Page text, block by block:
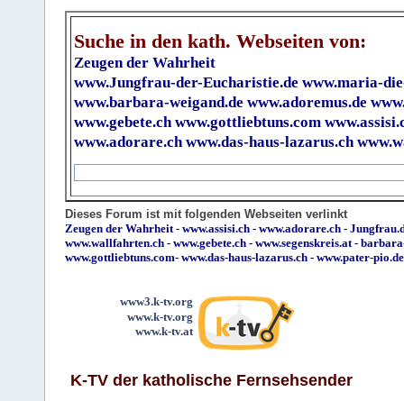
Suche in den kath. Webseiten von:
Zeugen der Wahrheit
www.Jungfrau-der-Eucharistie.de www.maria-
www.barbara-weigand.de www.adoremus.de
www.gebete.ch www.gottliebtuns.com
www.adorare.ch www.das-haus-lazarus.ch
Dieses Forum ist mit folgenden Webseiten verlinkt
Zeugen der Wahrheit - www.assisi.ch - www.adorare.ch -
www.wallfahrten.ch - www.gebete.ch - www.segenskreis.at -
www.gottliebtuns.com- www.das-haus-lazarus.ch - www.pater-pio.de
www3.k-tv.org
www.k-tv.org
www.k-tv.at
K-TV der katholische Fernsehsender